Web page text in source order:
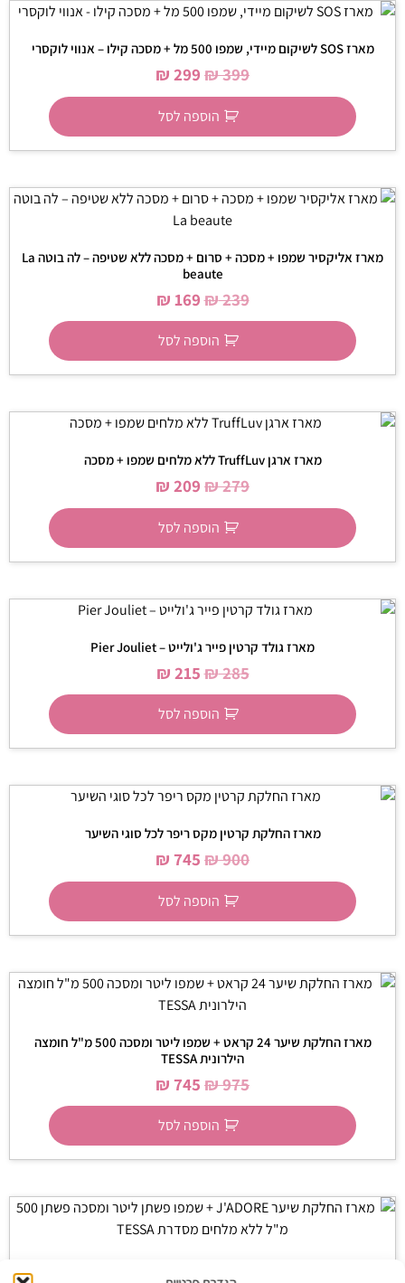
מארז SOS לשיקום מיידי, שמפו 500 מל + מסכה קילו – אנווי לוקסרי
₪399
₪299
הוספה לסל
מארז אליקסיר שמפו + מסכה + סרום + מסכה ללא שטיפה – לה בוטה La
beaute
₪239
₪169
הוספה לסל
מארז ארגן TruffLuv ללא מלחים שמפו + מסכה
₪279
₪209
הוספה לסל
מארז גולד קרטין פייר ג'ולייט – Pier Jouliet
₪285
₪215
הוספה לסל
מארז החלקת קרטין מקס ריפר לכל סוגי השיער
₪900
₪ 745
הוספה לסל
מארז החלקת שיער 24 קראט + שמפו ליטר ומסכה 500 מ"ל חומצה
הילרונית TESSA
₪975
₪ 745
הוספה לסל